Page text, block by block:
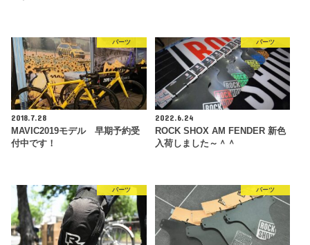
パーツ
2018.7.28
MAVIC2019モデル 早期予約受
付中です！
パーツ
2022.6.24
ROCK SHOX AM FENDER 新色
入荷しました～＾＾
パーツ パーツ